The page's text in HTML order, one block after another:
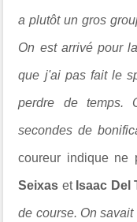
a plutôt un gros
On est arrivé pour
que j'ai pas fait le
perdre de temps.
secondes de
coureur indique ne
Seixas et Isaac Del
de course. On